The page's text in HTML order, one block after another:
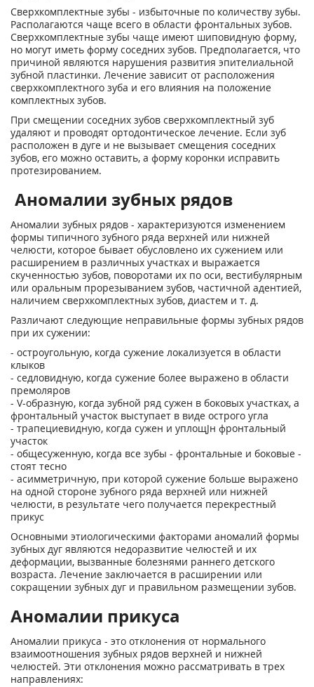
Сверхкомплектные зубы - избыточные по количеству зубы.
Располагаются чаще всего в области фронтальных зубов.
Сверхкомплектные зубы чаще имеют шиповидную форму,
но могут иметь форму соседних зубов. Предполагается, что
причиной являются нарушения развития эпителиальной
зубной пластинки. Лечение зависит от расположения
сверхкомплектного зуба и его влияния на положение
комплектных зубов.
При смещении соседних зубов сверхкомплектный зуб
удаляют и проводят ортодонтическое лечение. Если зуб
расположен в дуге и не вызывает смещения соседних
зубов, его можно оставить, а форму коронки исправить
протезированием.
Аномалии зубных рядов
Аномалии зубных рядов - характеризуются изменением
формы типичного зубного ряда верхней или нижней
челюсти, которое бывает обусловлено их сужением или
расширением в различных участках и выражается
скученностью зубов, поворотами их по оси, вестибулярным
или оральным прорезыванием зубов, частичной адентией,
наличием сверхкомплектных зубов, диастем и т. д.
Различают следующие неправильные формы зубных рядов
при их сужении:
- остроугольную, когда сужение локализуется в области
клыков
- седловидную, когда сужение более выражено в области
премоляров
- V-образную, когда зубной ряд сужен в боковых участках, а
фронтальный участок выступает в виде острого угла
- трапециевидную, когда сужен и уплощЈн фронтальный
участок
- общесуженную, когда все зубы - фронтальные и боковые -
стоят тесно
- асимметричную, при которой сужение больше выражено
на одной стороне зубного ряда верхней или нижней
челюсти, в результате чего получается перекрестный
прикус
Основными этиологическими факторами аномалий формы
зубных дуг являются недоразвитие челюстей и их
деформации, вызванные болезнями раннего детского
возраста. Лечение заключается в расширении или
сокращении зубных дуг и правильном размещении зубов.
Аномалии прикуса
Аномалии прикуса - это отклонения от нормального
взаимоотношения зубных рядов верхней и нижней
челюстей. Эти отклонения можно рассматривать в трех
направлениях: